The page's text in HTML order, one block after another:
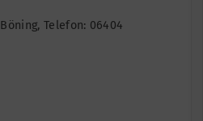
Telefon: 06404 6679148